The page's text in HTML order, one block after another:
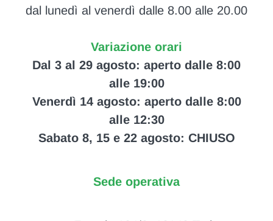
dal lunedì al venerdì dalle 8.00 alle 20.00
Variazione orari
Dal 3 al 29 agosto: aperto dalle 8:00
alle 19:00
Venerdì 14 agosto: aperto dalle 8:00
alle 12:30
Sabato 8, 15 e 22 agosto: CHIUSO
Sede operativa